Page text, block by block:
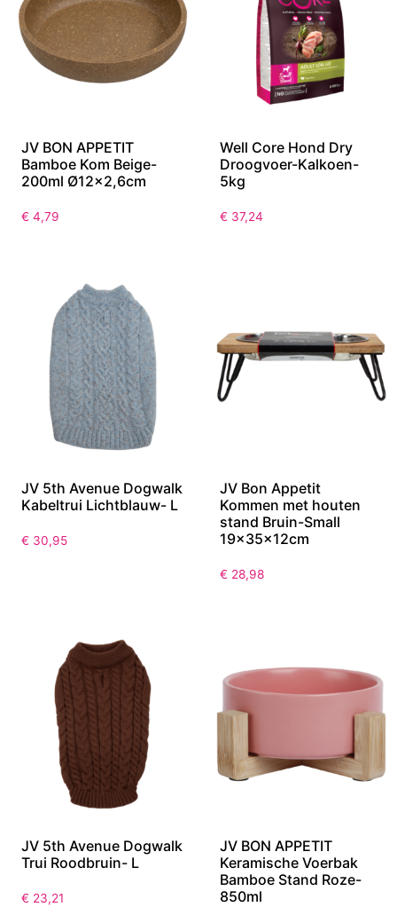
JV BON APPETIT
Bamboe Kom Beige-
200ml Ø12×2,6cm
€ 4,79
Well Core Hond Dry
Droogvoer-Kalkoen-
5kg
€ 37,24
JV 5th Avenue Dogwalk
Kabeltrui Lichtblauw- L
€ 30,95
JV Bon Appetit
Kommen met houten
stand Bruin-Small
19x35x12cm
€ 28,98
JV 5th Avenue Dogwalk
Trui Roodbruin- L
€ 23,21
JV BON APPETIT
Keramische Voerbak
Bamboe Stand Roze-
850ml